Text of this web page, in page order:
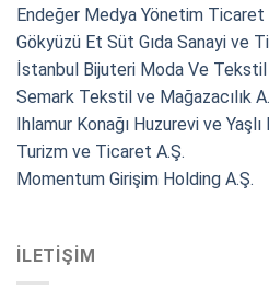
Endeğer Medya Yönetim Ticaret
Gökyüzü Et Süt Gıda Sanayi ve
İstanbul Bijuteri Moda Ve Tekstil
Semark Tekstil ve Mağazacılık
Ihlamur Konağı Huzurevi ve
Turizm ve Ticaret A.Ş.
Momentum Girişim Holding A.Ş.
İLETIŞIM